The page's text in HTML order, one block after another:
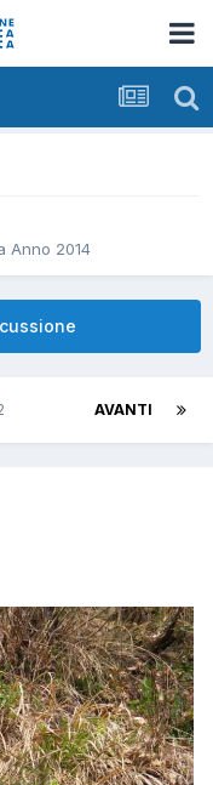
Anno 2014
AVANTI